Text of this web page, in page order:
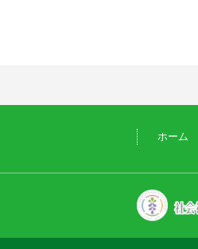
ホーム